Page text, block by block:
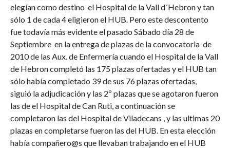
elegían como destino el Hospital de la Vall d´Hebron y tan
sólo 1 de cada 4 eligieron el HUB. Pero este descontento
fue todavía más evidente el pasado Sábado día 28 de
Septiembre en la entrega de plazas de la convocatoria de
2010 de las Aux. de Enfermería cuando el Hospital de la Vall
de Hebron completó las 175 plazas ofertadas y el HUB tan
sólo había completado 39 de sus 76 plazas ofertadas,
siguió la adjudicación y las 2º plazas que se agotaron fueron
las de el Hospital de Can Ruti, a continuación se
completaron las del Hospital de Viladecans , y las ultimas 20
plazas en completarse fueron las del HUB. En esta elección
había compañero@s que llevaban trabajando en el HUB